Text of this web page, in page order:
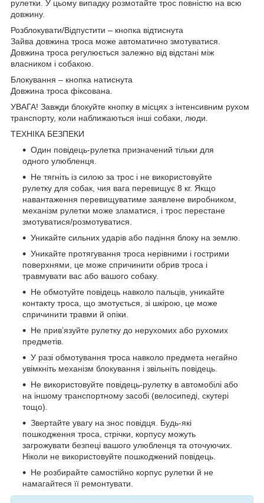
рулетки. У цьому випадку розмотайте трос повністю на всю
довжину.
Розблокувати/Відпустити – кнопка відтиснута
Зайва довжина троса може автоматично змотуватися.
Довжина троса регулюється залежно від відстані між
власником і собакою.
Блокування – кнопка натиснута
Довжина троса фіксована.
УВАГА! Завжди блокуйте кнопку в місцях з інтенсивним рухом
транспорту, коли наближаються інші собаки, люди.
ТЕХНІКА БЕЗПЕКИ
Один повідець-рулетка призначений тільки для
одного улюбленця.
Не тягніть із силою за трос і не використовуйте
рулетку для собак, чия вага перевищує 8 кг. Якщо
навантаження перевищуватиме заявлене виробником,
механізм рулетки може зламатися, і трос перестане
змотуватися/розмотуватися.
Уникайте сильних ударів або падіння блоку на землю.
Уникайте протягування троса нерівними і гострими
поверхнями, це може спричинити обрив троса і
травмувати вас або вашого собаку.
Не обмотуйте повідець навколо пальців, уникайте
контакту троса, що змотується, зі шкірою, це може
спричинити травми й опіки.
Не прив’язуйте рулетку до нерухомих або рухомих
предметів.
У разі обмотування троса навколо предмета негайно
увімкніть механізм блокування і звільніть повідець.
Не використовуйте повідець-рулетку в автомобілі або
на іншому транспортному засобі (велосипеді, скутері
тощо).
Звертайте увагу на знос повідця. Будь-які
пошкодження троса, стрічки, корпусу можуть
загрожувати безпеці вашого улюбленця та оточуючих.
Ніколи не використовуйте пошкоджений повідець.
Не розбирайте самостійно корпус рулетки й не
намагайтеся її ремонтувати.